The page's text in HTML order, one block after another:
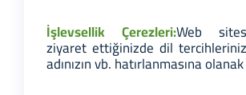
İşlevsellik Çerezleri:Web
ziyaret ettiğinizde dil
adınızın vb. hatırlanmasına